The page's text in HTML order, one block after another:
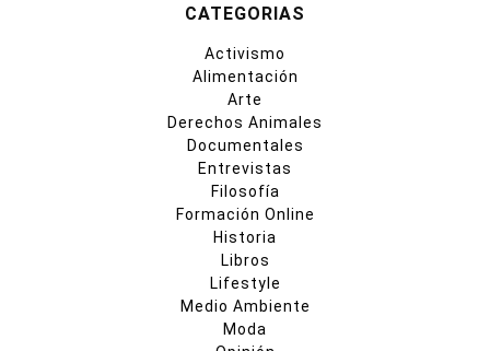
CATEGORIAS
Activismo
Alimentación
Arte
Derechos Animales
Documentales
Entrevistas
Filosofía
Formación Online
Historia
Libros
Lifestyle
Medio Ambiente
Moda